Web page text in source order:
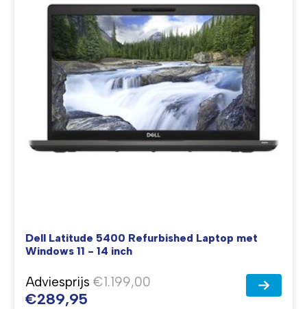
Dell Latitude 5400 Refurbished Laptop met
Windows 11 - 14 inch
Adviesprijs €1.199,00
€289,95